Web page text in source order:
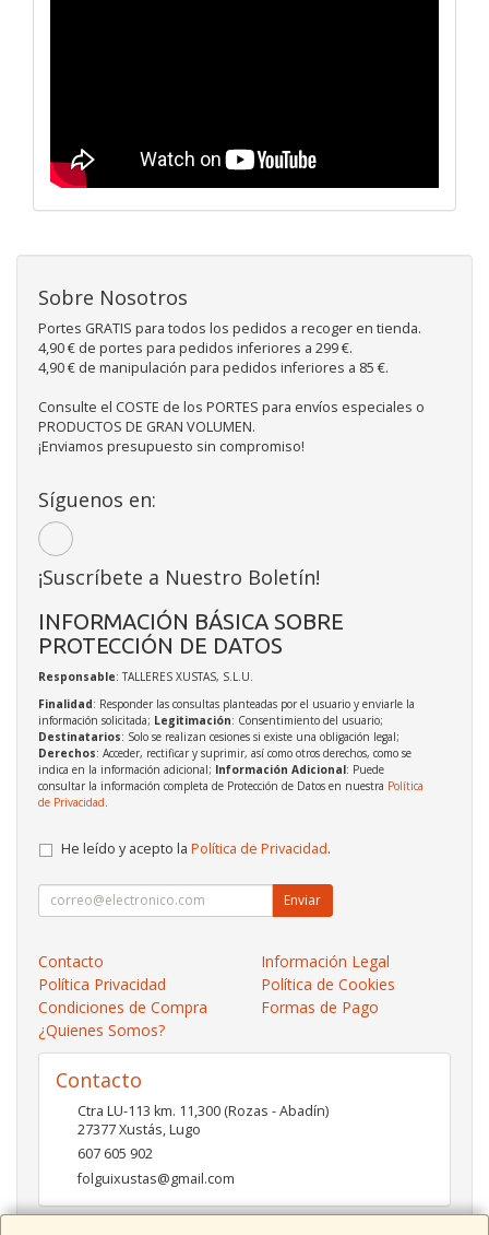
Sobre Nosotros
Portes GRATIS para todos los pedidos a recoger en tienda.
4,90 € de portes para pedidos inferiores a 299 €.
4,90 € de manipulación para pedidos inferiores a 85 €.
Consulte el COSTE de los PORTES para envíos especiales o
PRODUCTOS DE GRAN VOLUMEN.
¡Enviamos presupuesto sin compromiso!
Síguenos en:
¡Suscríbete a Nuestro Boletín!
INFORMACIÓN BÁSICA SOBRE
PROTECCIÓN DE DATOS
Responsable: TALLERES XUSTAS, S.L.U.
Finalidad: Responder las consultas planteadas por el usuario y enviarle la
información solicitada; Legitimación: Consentimiento del usuario;
Destinatarios: Solo se realizan cesiones si existe una obligación legal;
Derechos: Acceder, rectificar y suprimir, así como otros derechos, como se
indica en la información adicional; Información Adicional: Puede
consultar la información completa de Protección de Datos en nuestra Política
de Privacidad.
He leído y acepto la Política de Privacidad.
Enviar
Contacto
Información Legal
Política Privacidad
Política de Cookies
Condiciones de Compra
Formas de Pago
¿Quienes Somos?
Contacto
Ctra LU-113 km. 11,300 (Rozas - Abadín)
27377Xustás,Lugo
607 605 902
folguixustas@gmail.com